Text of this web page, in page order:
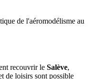
de l'aéromodélisme au
recouvrir le Salève,
de loisirs sont possible